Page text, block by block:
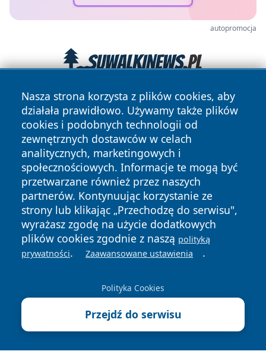
autopromocja
Nasza strona korzysta z plików cookies, aby
działała prawidłowo. Używamy także plików
cookies i podobnych technologii od
zewnętrznych dostawców w celach
analitycznych, marketingowych i
społecznościowych. Informacje te mogą być
przetwarzane również przez naszych
partnerów. Kontynuując korzystanie ze
strony lub klikając „Przechodzę do serwisu",
wyrażasz zgodę na użycie dodatkowych
plików cookies zgodnie z naszą polityką
prywatności. Zaawansowane ustawienia .
Polityka Cookies
Przejdź do serwisu
Copyright © 2026 newsynowodworskie.pl Wszystkie prawa
zastrzeżone.
News Autorzy
Polityka
Prywatności
Polityka
Cookies